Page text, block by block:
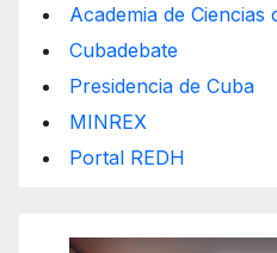
Academia de Ciencias
Cubadebate
Presidencia de Cuba
MINREX
Portal REDH